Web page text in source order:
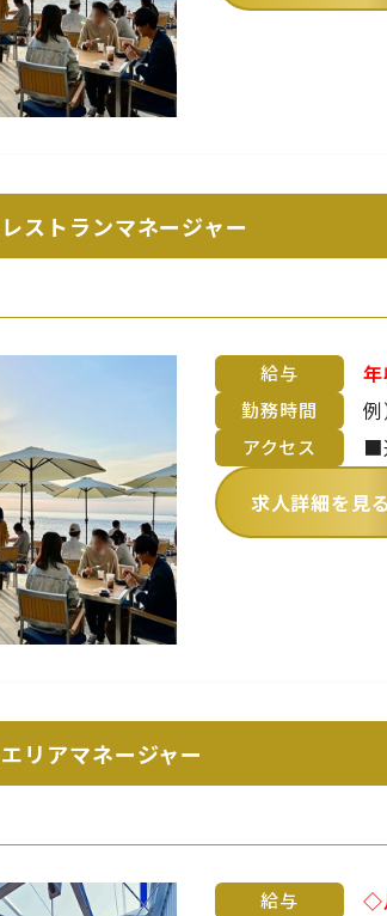
ストランマネージャー
給与
年収
は淡
理職手
規
勤務時間
アクセス
■
ら
求人詳細を見る
リアマネージャー
給与
◇